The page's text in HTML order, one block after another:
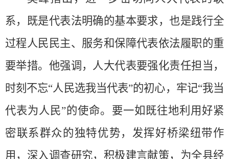
系，既是代表法明确的基本要求，也是践行全
过程人民民主、服务和保障代表依法履职的重
要举措。他强调，人大代表要强化责任担当，
时刻不忘“人民选我当代表”的初心，牢记“我当
代表为人民”的使命。要一如既往地利用好紧
密联系群众的独特优势，发挥好桥梁纽带作
用，深入调查研究，积极建言献策，为全县经